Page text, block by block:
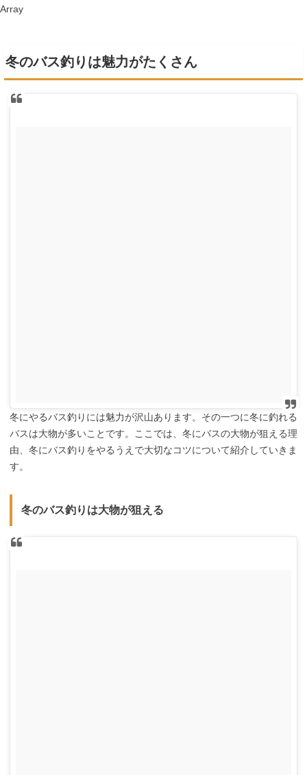
Array
冬のバス釣りは魅力がたくさん
冬にやるバス釣りには魅力が沢山あります。その一つに冬に釣れる
バスは大物が多いことです。ここでは、冬にバスの大物が狙える理
由、冬にバス釣りをやるうえで大切なコツについて紹介していきま
す。
冬のバス釣りは大物が狙える